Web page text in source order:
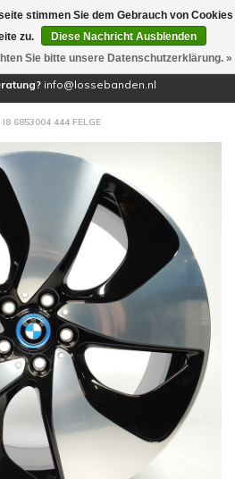
(0)
info@lossebanden.nl
6853004 444 FELGE
stimmen Sie dem Gebrauch von Cookies
zu.
Diese Nachricht Ausblenden
Sie bitte unsere Datenschutzerklärung. »